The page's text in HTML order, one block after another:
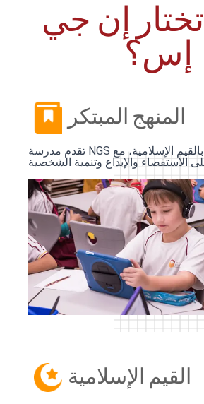
تختار إن جي
إس؟
المنهج المبتكر
تقدم مدرسة NGS منهجًا أمريكيًا غنيًا بالقيم الإسلامية، مع
القيم الإسلامية